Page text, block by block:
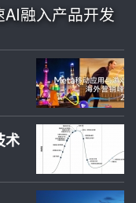
融入产品开发
术